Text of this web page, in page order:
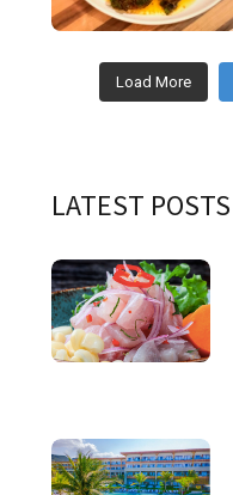
Load More
LATEST POSTS